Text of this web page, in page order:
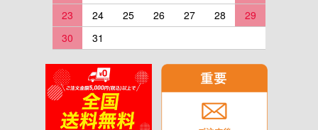
23
24 25 26 27 28
29
30
31